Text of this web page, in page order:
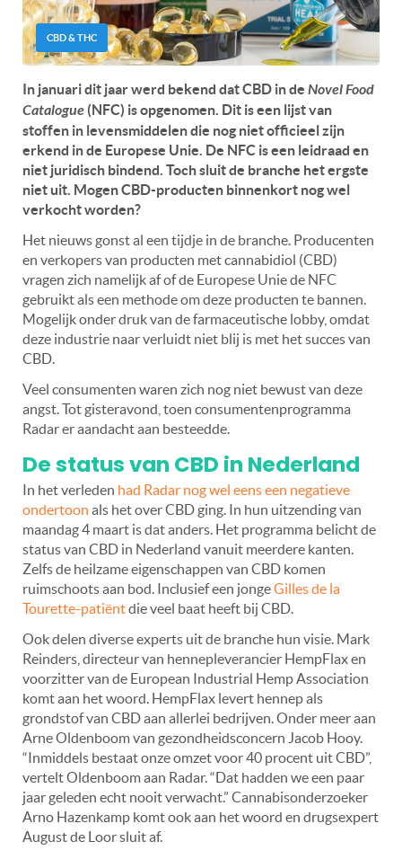
CBD & THC
In januari dit jaar werd bekend dat CBD in de Novel Food
Catalogue (NFC) is opgenomen. Dit is een lijst van
stoffen in levensmiddelen die nog niet officieel zijn
erkend in de Europese Unie. De NFC is een leidraad en
niet juridisch bindend. Toch sluit de branche het ergste
niet uit. Mogen CBD-producten binnenkort nog wel
verkocht worden?
Het nieuws gonst al een tijdje in de branche. Producenten
en verkopers van producten met cannabidiol (CBD)
vragen zich namelijk af of de Europese Unie de NFC
gebruikt als een methode om deze producten te bannen.
Mogelijk onder druk van de farmaceutische lobby, omdat
deze industrie naar verluidt niet blij is met het succes van
CBD.
Veel consumenten waren zich nog niet bewust van deze
angst. Tot gisteravond, toen consumentenprogramma
Radar er aandacht aan besteedde.
De status van CBD in Nederland
In het verleden had Radar nog wel eens een negatieve
ondertoon als het over CBD ging. In hun uitzending van
maandag 4 maart is dat anders. Het programma belicht de
status van CBD in Nederland vanuit meerdere kanten.
Zelfs de heilzame eigenschappen van CBD komen
ruimschoots aan bod. Inclusief een jongeGilles de la
Tourette-patiëntdie veel baat heeft bij CBD.
Ook delen diverse experts uit de branche hun visie. Mark
Reinders, directeur van hennepleverancier HempFlax en
voorzitter van de European Industrial Hemp Association
komt aan het woord. HempFlax levert hennep als
grondstof van CBD aan allerlei bedrijven. Onder meer aan
Arne Oldenboom van gezondheidsconcern Jacob Hooy.
“Inmiddels bestaat onze omzet voor 40 procent uit CBD”,
vertelt Oldenboom aan Radar. “Dat hadden we een paar
jaar geleden echt nooit verwacht.” Cannabisonderzoeker
Arno Hazenkamp komt ook aan het woord en drugsexpert
August de Loor sluit af.